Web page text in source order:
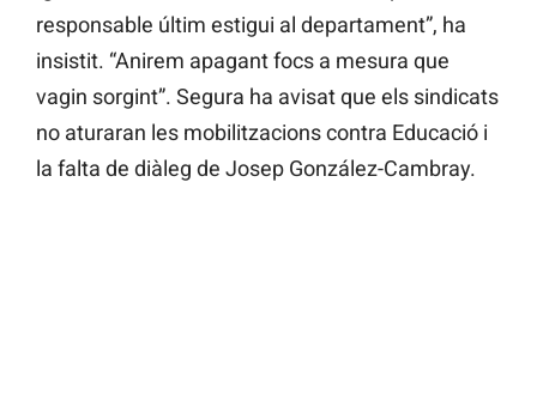
responsable últim estigui al departament”, ha
insistit. “Anirem apagant focs a mesura que
vagin sorgint”. Segura ha avisat que els sindicats
no aturaran les mobilitzacions contra Educació i
la falta de diàleg de Josep González-Cambray.